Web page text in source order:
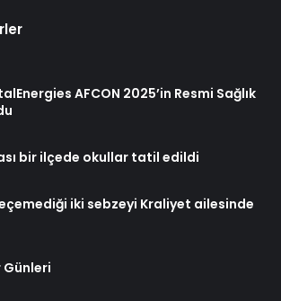
AFCON 2025’in Resmi Sağlık
bir ilçede okullar tatil edildi
iki sebzeyi Kraliyet ailesinde
Günleri